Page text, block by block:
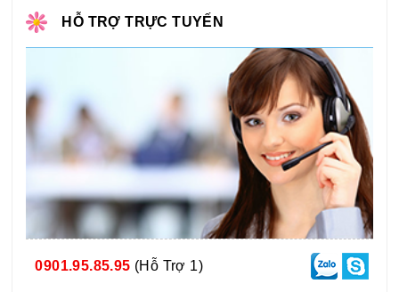
HỖ TRỢ TRỰC TUYẾN
0901.95.85.95 (Hỗ Trợ 1)